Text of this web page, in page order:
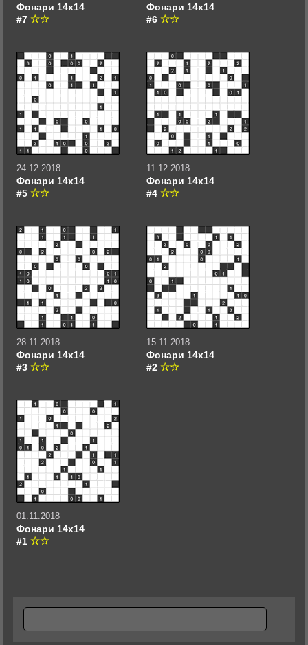
Фонари 14х14
#7
Фонари 14х14
#6
24.12.2018
Фонари 14х14
#5
11.12.2018
Фонари 14х14
#4
28.11.2018
Фонари 14х14
#3
15.11.2018
Фонари 14х14
#2
01.11.2018
Фонари 14х14
#1